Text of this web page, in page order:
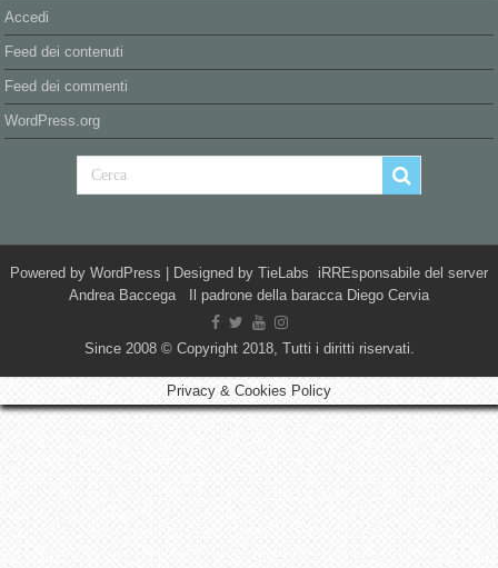
Accedi
Feed dei contenuti
Feed dei commenti
WordPress.org
Powered by WordPress | Designed by TieLabs iRREsponsabile del server
Andrea Baccega Il padrone della baracca Diego Cervia
Since 2008 © Copyright 2018, Tutti i diritti riservati.
Privacy & Cookies Policy